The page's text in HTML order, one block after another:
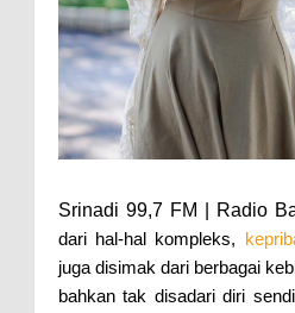
Srinadi 99,7 FM | Radio
dari hal-hal kompleks,
juga disimak dari berbagai
bahkan tak disadari diri